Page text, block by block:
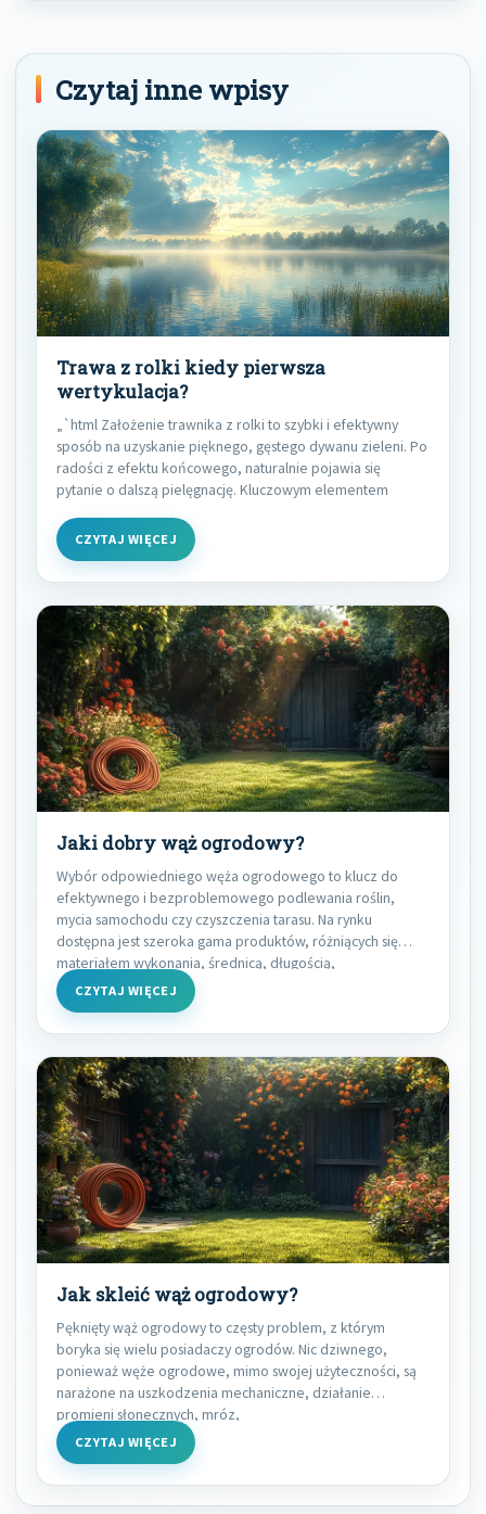
Czytaj inne wpisy
Trawa z rolki kiedy pierwsza
wertykulacja?
„`html Założenie trawnika z rolki to szybki i efektywny
sposób na uzyskanie pięknego, gęstego dywanu zieleni. Po
radości z efektu końcowego, naturalnie pojawia się
pytanie o dalszą pielęgnację. Kluczowym elementem
CZYTAJ WIĘCEJ
Jaki dobry wąż ogrodowy?
Wybór odpowiedniego węża ogrodowego to klucz do
efektywnego i bezproblemowego podlewania roślin,
mycia samochodu czy czyszczenia tarasu. Na rynku
dostępna jest szeroka gama produktów, różniących się
materiałem wykonania, średnicą, długością,
CZYTAJ WIĘCEJ
Jak skleić wąż ogrodowy?
Pęknięty wąż ogrodowy to częsty problem, z którym
boryka się wielu posiadaczy ogrodów. Nic dziwnego,
ponieważ węże ogrodowe, mimo swojej użyteczności, są
narażone na uszkodzenia mechaniczne, działanie
promieni słonecznych, mróz,
CZYTAJ WIĘCEJ